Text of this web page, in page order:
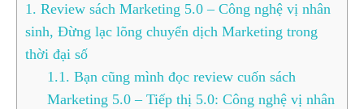
1. Review sách Marketing 5.0 – Công nghệ vị nhân
sinh, Đừng lạc lõng chuyển dịch Marketing trong
thời đại số
1.1. Bạn cũng mình đọc review cuốn sách
Marketing 5.0 – Tiếp thị 5.0: Công nghệ vị nhân